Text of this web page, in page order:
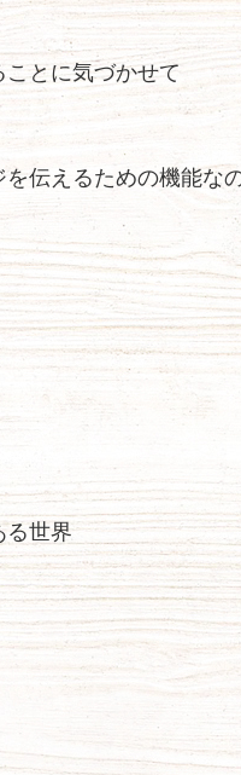
とに気づかせて
伝えるための機能な
る世界